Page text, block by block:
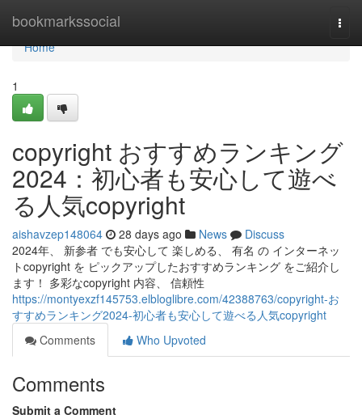
bookmarkssocial
Home
Home
1
copyright おすすめランキング
2024：初心者も安心して遊べ
る人気copyright
aishavzep148064 28 days ago News
Discuss
2024年、 新参者 でも安心して 楽しめる、 有名 の インターネッ
トcopyright を ピックアップしたおすすめランキング をご紹介し
ます！ 多彩なcopyright 内容、 信頼性
https://montyexzf145753.elbloglibre.com/42388763/copyright-お
すすめランキング2024-初心者も安心して遊べる人気copyright
Comments
Who Upvoted
Comments
Submit a Comment